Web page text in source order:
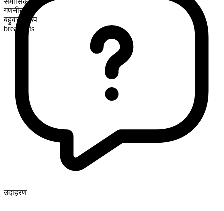
गणनीय
बहुवचन रूप
breadnuts
उदाहरण